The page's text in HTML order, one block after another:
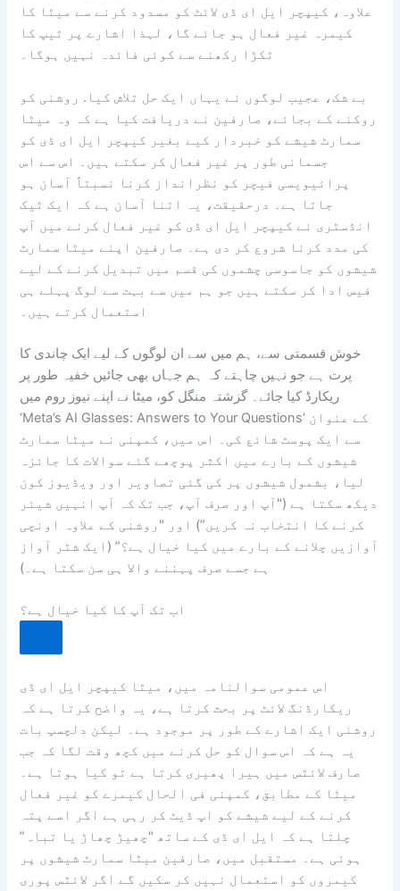
علاوہ، کیپچر ایل ای ڈی لائٹ کو مسدود کرنے سے میٹا کا
کیمرہ غیر فعال ہو جائے گا، لہذا اشارے پر ٹیپ کا
ٹکڑا رکھنے سے کوئی فائدہ نہیں ہوگا۔
بے شک، عجیب لوگوں نے یہاں ایک حل تلاش کیا. روشنی کو
روکنے کے بجائے، صارفین نے دریافت کیا ہے کہ وہ میٹا
سمارٹ شیشے کو خبردار کیے بغیر کیپچر ایل ای ڈی کو
جسمانی طور پر غیر فعال کر سکتے ہیں۔ اس سے اس
پرائیویسی فیچر کو نظرانداز کرنا نسبتاً آسان ہو
جاتا ہے۔ درحقیقت، یہ اتنا آسان ہے کہ ایک ٹیک
انڈسٹری نے کیپچر ایل ای ڈی کو غیر فعال کرنے میں آپ
کی مدد کرنا شروع کر دی ہے۔ صارفین اپنے میٹا سمارٹ
شیشوں کو جاسوسی چشموں کی قسم میں تبدیل کرنے کے لیے
فیس ادا کر سکتے ہیں جو ہم میں سے بہت سے لوگ پہلے ہی
استعمال کرتے ہیں۔
خوش قسمتی سے، ہم میں سے ان لوگوں کے لیے ایک چاندی کا
پرت ہے جو نہیں چاہتے کہ ہم جہاں بھی جائیں خفیہ طور پر
ریکارڈ کیا جائے۔ گزشتہ منگل کو، میٹا نے اپنے نیوز روم میں
‘Meta’s AI Glasses: Answers to Your Questions’ کے عنوان
سے ایک پوسٹ شائع کی۔ اس میں، کمپنی نے میٹا سمارٹ
شیشوں کے بارے میں اکثر پوچھے گئے سوالات کا جائزہ
لیا، بشمول شیشوں پر کی گئی تصاویر اور ویڈیوز کون
دیکھ سکتا ہے ("آپ اور صرف آپ، جب تک کہ آپ انہیں شیئر
کرنے کا انتخاب نہ کریں”) اور "روشنی کے علاوہ اونچی
آوازیں چلانے کے بارے میں کیا خیال ہے؟” (ایک شٹر آواز
ہے جسے صرف پہننے والا ہی سن سکتا ہے۔)
اب تک آپ کا کیا خیال ہے؟
اس عمومی سوالنامہ میں، میٹا کیپچر ایل ای ڈی
ریکارڈنگ لائٹ پر بحث کرتا ہے، یہ واضح کرتا ہے کہ
روشنی ایک اشارے کے طور پر موجود ہے۔ لیکن دلچسپ بات
یہ ہے کہ اس سوال کو حل کرنے میں کچھ وقت لگا کہ جب
صارف لائٹس میں ہیرا پھیری کرتا ہے تو کیا ہوتا ہے۔
میٹا کے مطابق، کمپنی فی الحال کیمرے کو غیر فعال
کرنے کے لیے شیشے کو اپ ڈیٹ کر رہی ہے اگر اسے پتہ
چلتا ہے کہ ایل ای ڈی کے ساتھ "چھیڑ چھاڑ یا تباہ”
ہوئی ہے۔ مستقبل میں، صارفین میٹا سمارٹ شیشوں پر
کیمروں کو استعمال نہیں کر سکیں گے اگر لائٹس پوری